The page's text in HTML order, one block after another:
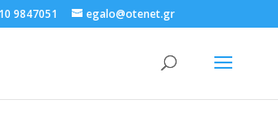
9847051 egalo@otenet.gr